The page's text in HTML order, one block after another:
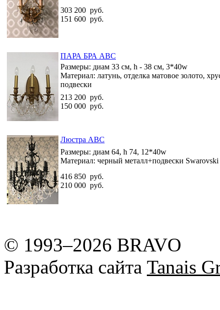
303 200 руб.
151 600 руб.
ПАРА БРА АВС
Размеры: диам 33 см, h - 38 см, 3*40w
Материал: латунь, отделка матовое золото,
подвески
213 200 руб.
150 000 руб.
Люстра ABC
Размеры: диам 64, h 74, 12*40w
Материал: черный металл+подвески Swarovski
416 850 руб.
210 000 руб.
© 1993–2026 BRAVO
Разработка сайта Tanais